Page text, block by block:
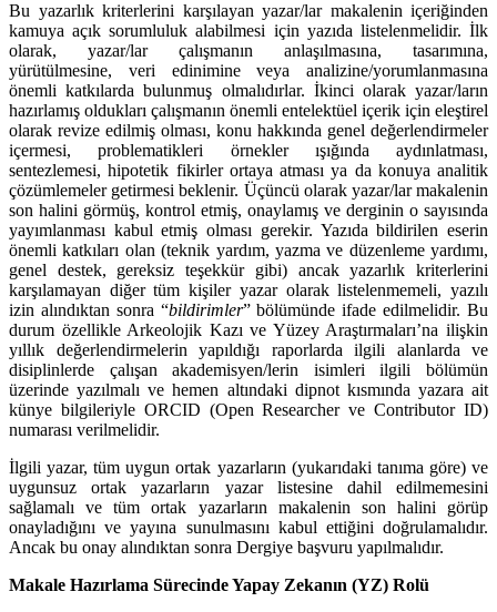
Bu yazarlık kriterlerini karşılayan yazar/lar makalenin içeriğinden
kamuya açık sorumluluk alabilmesi için yazıda listelenmelidir. İlk
olarak, yazar/lar çalışmanın anlaşılmasına, tasarımına,
yürütülmesine, veri edinimine veya analizine/yorumlanmasına
önemli katkılarda bulunmuş olmalıdırlar. İkinci olarak yazar/ların
hazırlamış oldukları çalışmanın önemli entelektüel içerik için eleştirel
olarak revize edilmiş olması, konu hakkında genel değerlendirmeler
içermesi, problematikleri örnekler ışığında aydınlatması,
sentezlemesi, hipotetik fikirler ortaya atması ya da konuya analitik
çözümlemeler getirmesi beklenir. Üçüncü olarak yazar/lar makalenin
son halini görmüş, kontrol etmiş, onaylamış ve derginin o sayısında
yayımlanması kabul etmiş olması gerekir. Yazıda bildirilen eserin
önemli katkıları olan (teknik yardım, yazma ve düzenleme yardımı,
genel destek, gereksiz teşekkür gibi) ancak yazarlık kriterlerini
karşılamayan diğer tüm kişiler yazar olarak listelenmemeli, yazılı
izin alındıktan sonra “bildirimler” bölümünde ifade edilmelidir. Bu
durum özellikle Arkeolojik Kazı ve Yüzey Araştırmaları’na ilişkin
yıllık değerlendirmelerin yapıldığı raporlarda ilgili alanlarda ve
disiplinlerde çalışan akademisyen/lerin isimleri ilgili bölümün
üzerinde yazılmalı ve hemen altındaki dipnot kısmında yazara ait
künye bilgileriyle ORCID (Open Researcher ve Contributor ID)
numarası verilmelidir.
İlgili yazar, tüm uygun ortak yazarların (yukarıdaki tanıma göre) ve
uygunsuz ortak yazarların yazar listesine dahil edilmemesini
sağlamalı ve tüm ortak yazarların makalenin son halini görüp
onayladığını ve yayına sunulmasını kabul ettiğini doğrulamalıdır.
Ancak bu onay alındıktan sonra Dergiye başvuru yapılmalıdır.
Makale Hazırlama Sürecinde Yapay Zekanın (YZ) Rolü